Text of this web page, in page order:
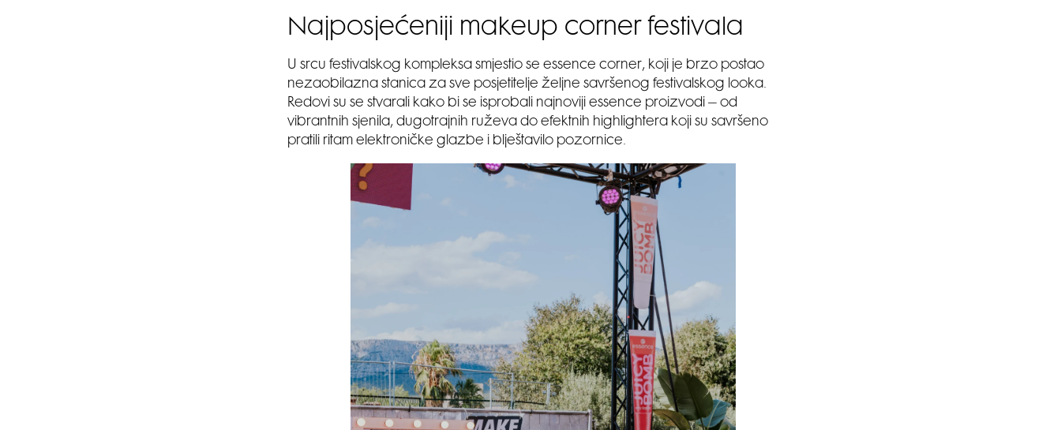
Najposjećeniji makeup corner festivala
U srcu festivalskog kompleksa smjestio se essence corner, koji je brzo postao
nezaobilazna stanica za sve posjetitelje željne savršenog festivalskog looka.
Redovi su se stvarali kako bi se isprobali najnoviji essence proizvodi – od
vibrantnih sjenila, dugotrajnih ruževa do efektnih highlightera koji su savršeno
pratili ritam elektroničke glazbe i blještavilo pozornice.